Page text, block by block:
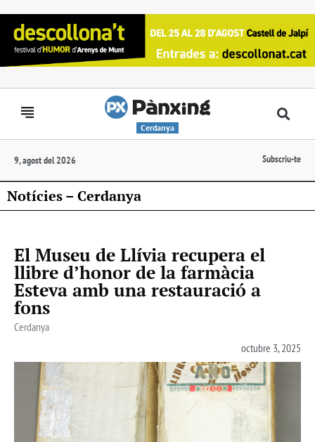
Cerdanya
9, agost del 2026 Subscriu-te
Notícies – Cerdanya
El Museu de Llívia recupera el
llibre d’honor de la farmàcia
Esteva amb una restauració a
fons
Cerdanya
octubre 3, 2025